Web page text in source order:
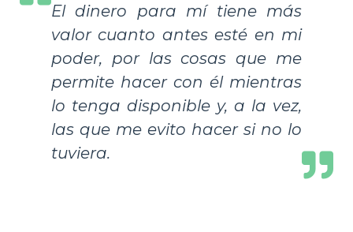
El dinero para mí tiene más
valor cuanto antes esté en mi
poder, por las cosas que me
permite hacer con él mientras
lo tenga disponible y, a la vez,
las que me evito hacer si no lo
tuviera.